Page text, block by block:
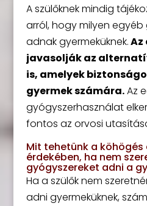
A szülőknek mindig
arról, hogy milyen
adnak gyermeküknek.Az
javasolják az
is, amelyek
gyermek számára.Az
gyógyszerhasználat
fontos az orvosi
Mit tehetünk a köhögés
érdekében, ha nem
gyógyszereket adni a
Ha a szülők nem
adni gyermeküknek,